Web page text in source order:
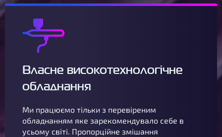
Власне високотехнологічне
обладнання
Ми працюємо тільки з перевіреним
обладнанням яке зарекомендувало себе в
усьому світі. Пропорційне змішання